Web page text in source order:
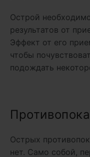
Острой
результатов от
Эффект от его
чтобы
подождать
Острых
нет. Само собой,